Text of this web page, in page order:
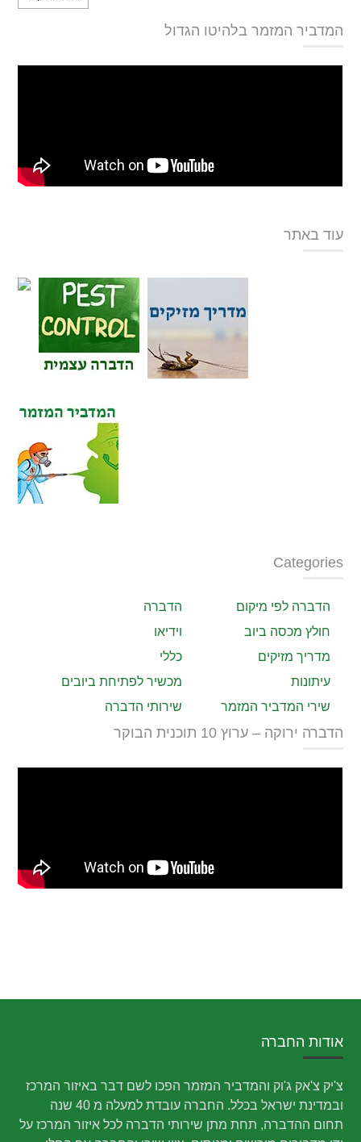
המדביר המזמר בלהיטו הגדול
עוד באתר
Categories
הדברה
הדברה לפי מיקום
וידיאו
חולץ מכסה ביוב
כללי
מדריך מזיקים
מכשיר לפתיחת ביובים
עיתונות
שירותי הדברה
שירי המדביר המזמר
הדברה ירוקה – ערוץ 10 תוכנית הבוקר
אודות החברה
צ'יק צ'אק ג'וק והמדביר המזמר הפכו לשם דבר באיזור המרכז
ובמדינת ישראל בכלל. החברה עובדת למעלה מ 40 שנה
תחום ההדברה, תחת מתן שירותי הדברה לכל איזור המרכז על